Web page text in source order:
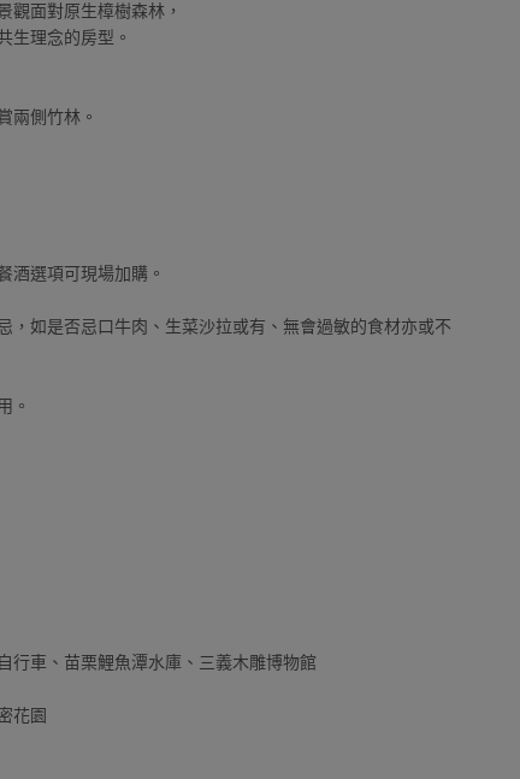
觀面對原生樟樹森林，
生理念的房型。
兩側竹林。
酒選項可現場加購。
，如是否忌口牛肉、生菜沙拉或有、無會過敏的食材亦或不
。
行車、苗栗鯉魚潭水庫、三義木雕博物館
花園